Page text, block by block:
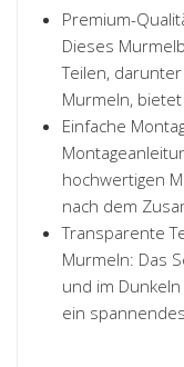
Premium-
Dieses
Teilen,
Murmeln, bietet
Einfache
hochwertigen
nach dem
Transparente
Murmeln: Das
und im
ein spannendes